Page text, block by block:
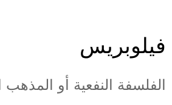
فيلوبريس
الفلسفة النفعية أو المذهب